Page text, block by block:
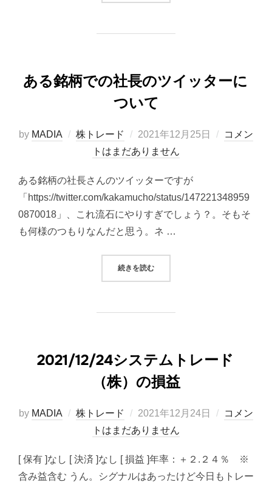
ある銘柄での社長のツイッターに
ついて
by MADIA 株トレード
投
稿
2021年12月25日
コメン
トはまだありません
ある銘柄の社長さんのツイッターですが
「https://twitter.com/kakamucho/status/147221348959
0870018」、これ流石にやりすぎでしょう？。そもそ
も何様のつもりなんだと思う。ネ …
続きを読む“ある銘柄での社長のツイッターに
2021/12/24システムトレード
（株）の損益
by MADIA 株トレード
投
稿
2021年12月24日
コメン
トはまだありません
[ 保有 ]なし [ 決済 ]なし [ 損益 ]年率：＋２.２４％ ※
含み益含む うん。シグナルはあったけど今日もトレー